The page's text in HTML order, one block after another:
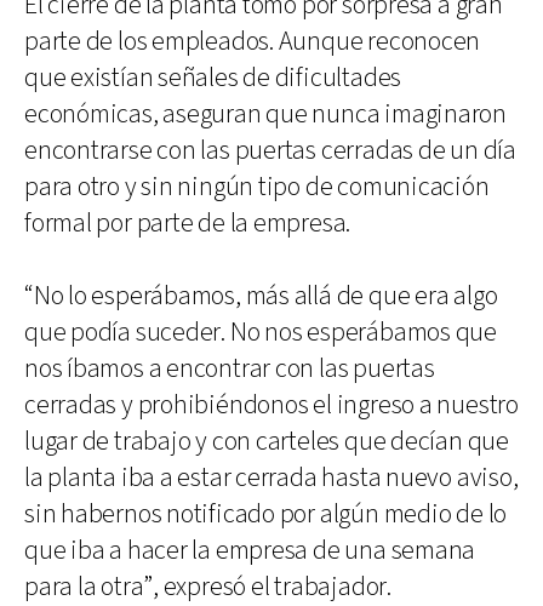
parte de los empleados. Aunque reconocen
que existían señales de dificultades
económicas, aseguran que nunca imaginaron
encontrarse con las puertas cerradas de un día
para otro y sin ningún tipo de comunicación
formal por parte de la empresa.
“No lo esperábamos, más allá de que era algo
que podía suceder. No nos esperábamos que
nos íbamos a encontrar con las puertas
cerradas y prohibiéndonos el ingreso a nuestro
lugar de trabajo y con carteles que decían que
la planta iba a estar cerrada hasta nuevo aviso,
sin habernos notificado por algún medio de lo
que iba a hacer la empresa de una semana
para la otra”, expresó el trabajador.